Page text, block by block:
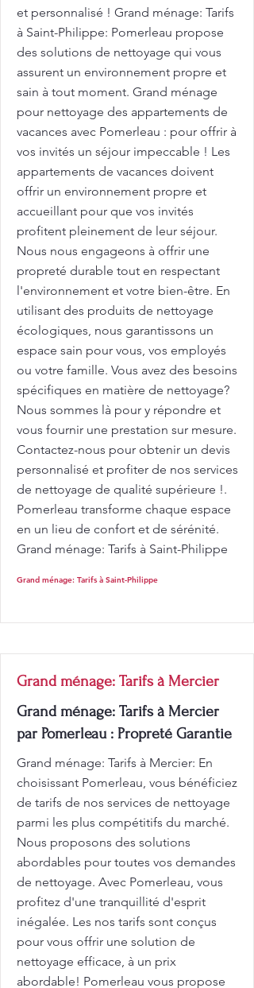
et personnalisé ! Grand ménage: Tarifs
à Saint-Philippe: Pomerleau propose
des solutions de nettoyage qui vous
assurent un environnement propre et
sain à tout moment. Grand ménage
pour nettoyage des appartements de
vacances avec Pomerleau : pour offrir à
vos invités un séjour impeccable ! Les
appartements de vacances doivent
offrir un environnement propre et
accueillant pour que vos invités
profitent pleinement de leur séjour.
Nous nous engageons à offrir une
propreté durable tout en respectant
l'environnement et votre bien-être. En
utilisant des produits de nettoyage
écologiques, nous garantissons un
espace sain pour vous, vos employés
ou votre famille. Vous avez des besoins
spécifiques en matière de nettoyage?
Nous sommes là pour y répondre et
vous fournir une prestation sur mesure.
Contactez-nous pour obtenir un devis
personnalisé et profiter de nos services
de nettoyage de qualité supérieure !.
Pomerleau transforme chaque espace
en un lieu de confort et de sérénité.
Grand ménage: Tarifs à Saint-Philippe
Grand ménage: Tarifs à Saint-Philippe
Grand ménage: Tarifs à Mercier
Grand ménage: Tarifs à Mercier
par Pomerleau : Propreté Garantie
Grand ménage: Tarifs à Mercier: En
choisissant Pomerleau, vous bénéficiez
de tarifs de nos services de nettoyage
parmi les plus compétitifs du marché.
Nous proposons des solutions
abordables pour toutes vos demandes
de nettoyage. Avec Pomerleau, vous
profitez d'une tranquillité d'esprit
inégalée. Les nos tarifs sont conçus
pour vous offrir une solution de
nettoyage efficace, à un prix
abordable! Pomerleau vous propose